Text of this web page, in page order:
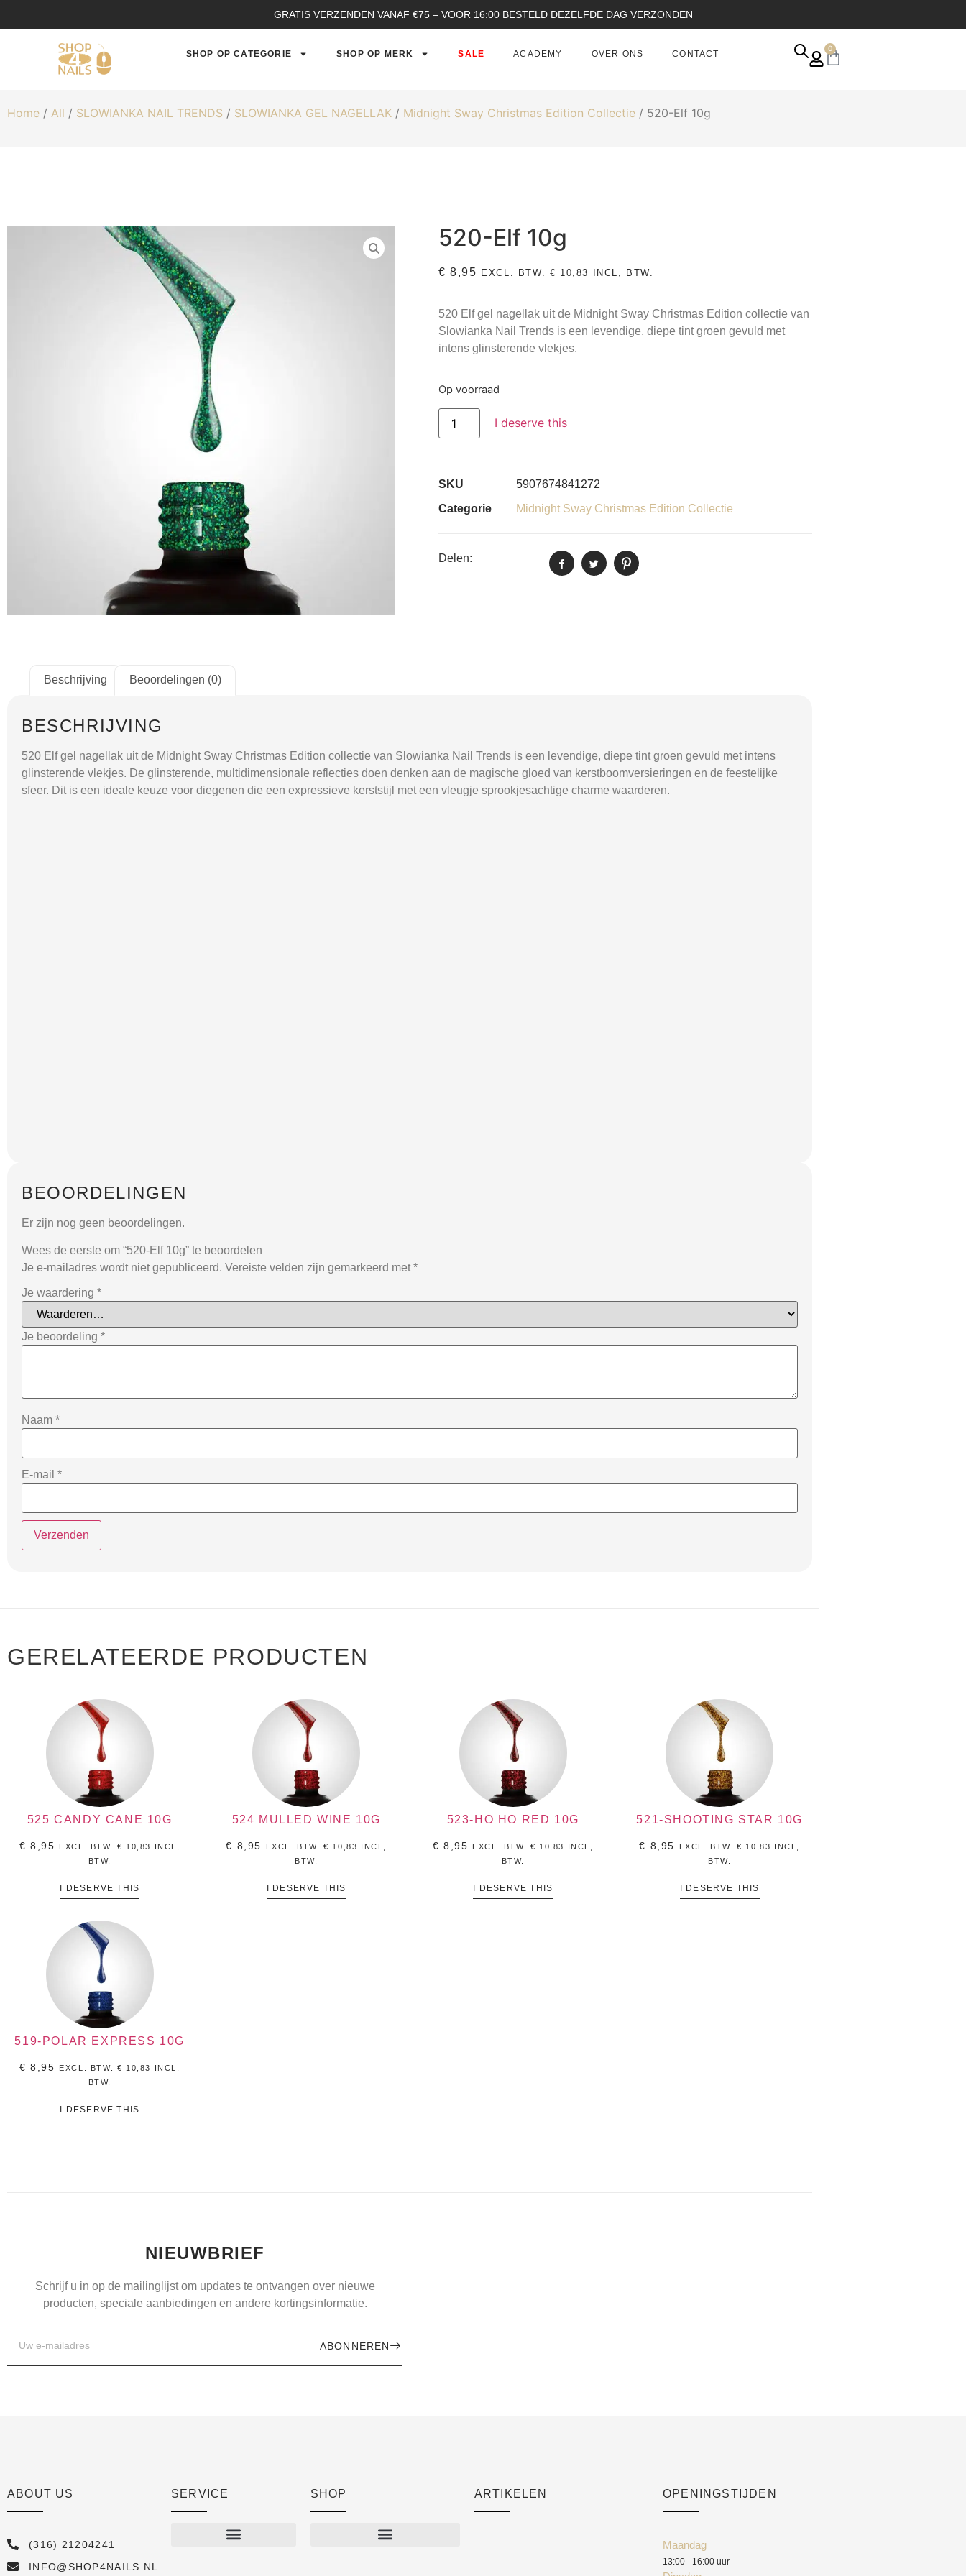
GRATIS VERZENDEN VANAF €75 – VOOR 16:00 BESTELD DEZELFDE DAG VERZONDEN
SHOP OP CATEGORIE SHOP OP MERK SALE ACADEMY OVER ONS CONTACT
0
Home / All / SLOWIANKA NAIL TRENDS / SLOWIANKA GEL NAGELLAK / Midnight Sway Christmas Edition Collectie / 520-Elf 10g
520-Elf 10g
€ 8,95 EXCL. BTW. € 10,83 INCL, BTW.
520 Elf gel nagellak uit de Midnight Sway Christmas Edition collectie van
Slowianka Nail Trends is een levendige, diepe tint groen gevuld met
intens glinsterende vlekjes.
Op voorraad
I deserve this
SKU
5907674841272
Categorie
Midnight Sway Christmas Edition Collectie
Delen:
Beschrijving Beoordelingen (0)
BESCHRIJVING
520 Elf gel nagellak uit de Midnight Sway Christmas Edition collectie van Slowianka Nail Trends is een levendige, diepe tint groen gevuld met intens
glinsterende vlekjes. De glinsterende, multidimensionale reflecties doen denken aan de magische gloed van kerstboomversieringen en de feestelijke
sfeer. Dit is een ideale keuze voor diegenen die een expressieve kerststijl met een vleugje sprookjesachtige charme waarderen.
BEOORDELINGEN
Er zijn nog geen beoordelingen.
Wees de eerste om “520-Elf 10g” te beoordelen
Je e-mailadres wordt niet gepubliceerd. Vereiste velden zijn gemarkeerd met *
Je waardering *
Je beoordeling *
Naam *
E-mail *
GERELATEERDE PRODUCTEN
525 CANDY CANE 10G
€ 8,95 EXCL. BTW. € 10,83
INCL,
BTW.
I DESERVE THIS
524 MULLED WINE 10G
€ 8,95 EXCL. BTW.€ 10,83
INCL,
BTW.
I DESERVE THIS
523-HO HO RED 10G
€ 8,95 EXCL. BTW. € 10,83
INCL,
BTW.
I DESERVE THIS
521-SHOOTING STAR 10G
€ 8,95 EXCL. BTW.€ 10,83
INCL,
BTW.
I DESERVE THIS
519-POLAR EXPRESS 10G
€ 8,95 EXCL. BTW. € 10,83
INCL,
BTW.
I DESERVE THIS
NIEUWBRIEF
Schrijf u in op de mailinglijst om updates te ontvangen over nieuwe
producten, speciale aanbiedingen en andere kortingsinformatie.
ABONNEREN
ABOUT US
(316) 21204241
INFO@SHOP4NAILS.NL
SERVICE SHOP ARTIKELEN OPENINGSTIJDEN
Maandag
13:00 - 16:00 uur